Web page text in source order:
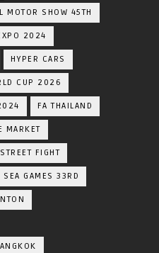
MOTOR SHOW 45TH
2024
HYPER CARS
CUP 2026
FA THAILAND
MARKET
FIGHT
SEA GAMES 33RD